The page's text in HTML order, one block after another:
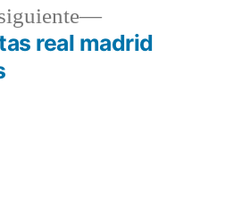
Entrada
siguiente:
real madrid